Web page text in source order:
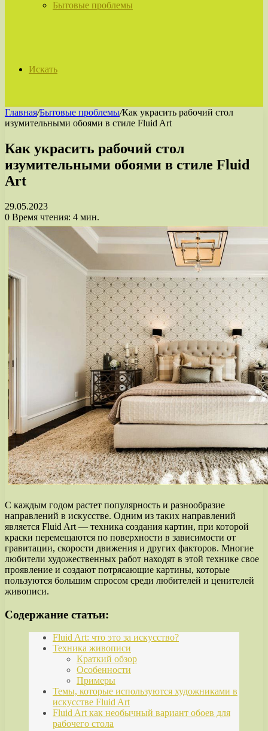
Бытовые проблемы
Искать
Главная/Бытовые проблемы/Как украсить рабочий стол
изумительными обоями в стиле Fluid Art
Как украсить рабочий стол
изумительными обоями в стиле Fluid
Art
29.05.2023
0 Время чтения: 4 мин.
С каждым годом растет популярность и разнообразие
направлений в искусстве. Одним из таких направлений
является Fluid Art — техника создания картин, при которой
краски перемещаются по поверхности в зависимости от
гравитации, скорости движения и других факторов. Многие
любители художественных работ находят в этой технике свое
проявление и создают потрясающие картины, которые
пользуются большим спросом среди любителей и ценителей
живописи.
Содержание статьи:
Fluid Art: что это за искусство?
Техника живописи
Краткий обзор
Особенности
Примеры
Темы, которые используются художниками в
искусстве Fluid Art
Fluid Art как необычный вариант обоев для
рабочего стола